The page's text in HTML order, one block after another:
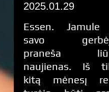
2025.01.29
Essen. Jamule
savo
praneša
naujienas. Iš
kitą mėnesį